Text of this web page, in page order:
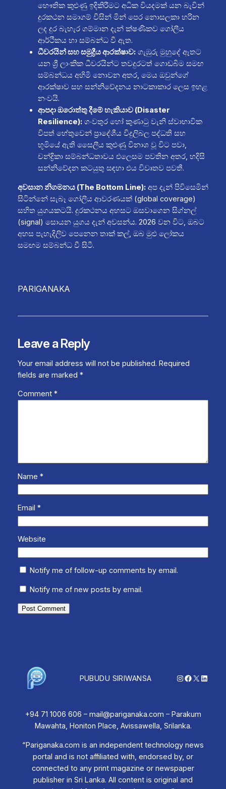
භෞතික කුළුණු ඉදිකිරීමට අධික වියදමක් යන බැවින්
දුරකථන සමාගම් විසින් මින් පෙර නොසලකා හරින
ලද දුර බැහැර ගම්මාන දැන් ක්ෂණිකව ගෝලීය
ආර්ථිකය හා සම්බන්ධ වී ඇත.
ධීවරයින් සහ සමුද්‍රීය ආරක්ෂාව:ගැඹුරු මුහුදේ ඈතට
යන ශ්‍රී ලාංකික ධීවරයින්ට තවදුරටත් ගොඩබිම සමඟ
සම්බන්ධය අහිමි නොවන අතර, මෙය ඔවුන්ගේ
ආරක්ෂාව සහ සන්නිවේදනය නාටකාකාර ලෙස ඉහළ
නංවයි.
ආපදා ඔරොත්තු දීමේ හැකියාව (Disaster
Resilience):ගංවතුර හෝ කුණාටු වැනි ස්වාභාවික
විපත් හේතුවෙන් ප්‍රාදේශීය විදුලිබල පද්ධති සහ
භූමියේ ඇති සෛලීය කුළුණු විනාශ වූ විට පවා,
චන්ද්‍රිකා සම්බන්ධතාවය එලෙසම පවතින අතර, හදිසි
සන්නිවේදන කටයුතු සඳහා එය විවෘතව පවතී.
අවසාන නිගමනය (The Bottom Line):අප දැන් පිවිසෙමින්
සිටින්නේ සැබෑ ගෝලීය ආවරණයක් (global coverage)
සහිත යුගයකටයි. දුරකථනය අහසට ඔසවාගෙන සිග්නල්
(signal) සොයන යුගය දැන් අවසන්ය. 2026 වන විට, ඔබට
අහස පැහැදිලිව පෙනෙන තාක් කල්, ඔබ මුළු ලෝකය
සමඟම සම්බන්ධ වී සිටී.
PARIGANAKA
Leave a Reply
Your email address will not be published. Required
fields are marked *
Comment *
Name *
Email *
Website
Notify me of follow-up comments by email.
Notify me of new posts by email.
PUBUDU SIRIWANSA Instagram
Facebook
X
+94 71 1006 606 – mail@pariganaka.com – Parakum
Mawahta, Honiton Place, Avissawella, Srilanka.
“Pariganaka.com is an independent technology news
portal and is not affiliated with, endorsed by, or
connected to any print magazine or newspaper
publisher in Sri Lanka. All content is original and